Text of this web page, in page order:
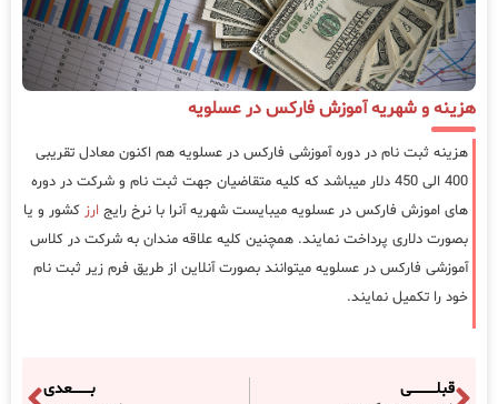
هزینه و شهریه آموزش فارکس در عسلویه
هزینه ثبت نام در دوره آموزشی فارکس در عسلویه هم اکنون معادل تقریبی
400 الی 450 دلار میباشد که کلیه متقاضیان جهت ثبت نام و شرکت در دوره
های اموزش فارکس در عسلویه میبایست شهریه آنرا با نرخ رایج ارز کشور و یا
بصورت دلاری پرداخت نمایند. همچنین کلیه علاقه مندان به شرکت در کلاس
آموزشی فارکس در عسلویه میتوانند بصورت آنلاین از طریق فرم زیر ثبت نام
خود را تکمیل نمایند.
قبلـــــــــــی بــــــــعدی